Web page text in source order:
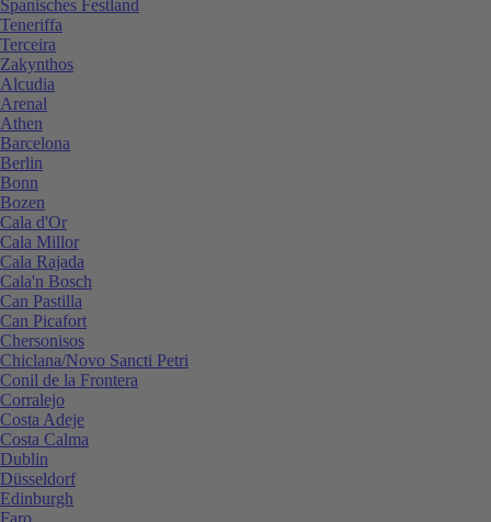
Spanisches Festland
Teneriffa
Terceira
Zakynthos
Alcudia
Arenal
Athen
Barcelona
Berlin
Bonn
Bozen
Cala d'Or
Cala Millor
Cala Rajada
Cala'n Bosch
Can Pastilla
Can Picafort
Chersonisos
Chiclana/Novo Sancti Petri
Conil de la Frontera
Corralejo
Costa Adeje
Costa Calma
Dublin
Düsseldorf
Edinburgh
Faro